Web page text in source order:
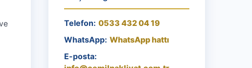
Telefon: 0533 432 04 19
WhatsApp: WhatsApp hattı
E-posta: